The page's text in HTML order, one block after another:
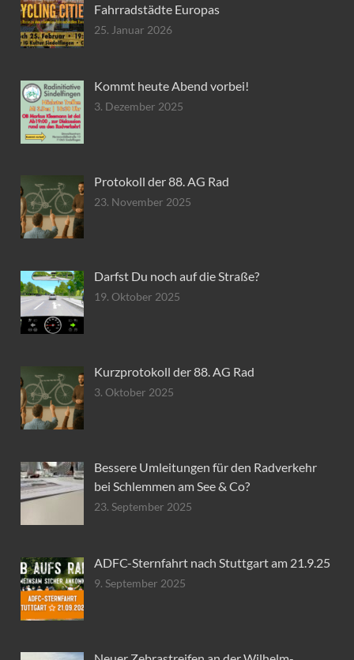
Fahrradstädte Europas
25. Januar 2026
Kommt heute Abend vorbei!
3. Dezember 2025
Protokoll der 88. AG Rad
23. November 2025
Darfst Du noch auf die Straße?
19. Oktober 2025
Kurzprotokoll der 88. AG Rad
3. Oktober 2025
Bessere Umleitungen für den Radverkehr
bei Schlemmen am See & Co?
23. September 2025
ADFC-Sternfahrt nach Stuttgart am 21.9.25
9. September 2025